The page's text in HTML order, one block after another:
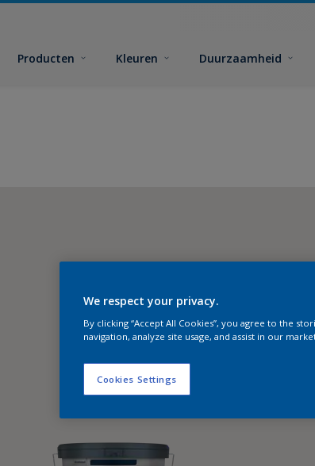
Producten Kleuren Duurzaamheid
We respect your privacy.
By clicking “Accept All Cookies”, you agree to the
navigation, analyze site usage, and assist in our
Cookies Settings